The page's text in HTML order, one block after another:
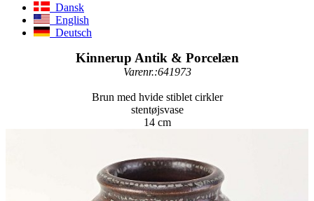
Dansk
English
Deutsch
Kinnerup Antik & Porcelæn
Varenr.:641973
Brun med hvide stiblet cirkler
stentøjsvase
14 cm